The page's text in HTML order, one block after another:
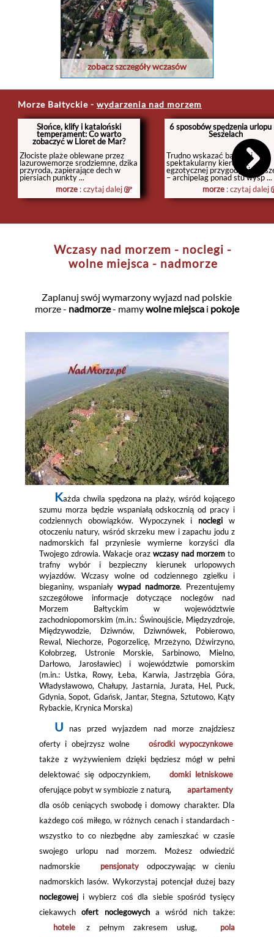
zobacz szczegóły wczasów
Morze Bałtyckie - wydarzenia nad morzem
Słońce, klify i kataloński
temperament: Co warto
zobaczyć w Lloret de Mar?
Złociste plaże oblewane przez
lazurowemorze srodziemne, dzika
przyroda, zapierające dech w
piersiach punkty ...
morze : czytaj dalej
6 sposobów spędzenia urlopu
Seszelach
Trudno wskazać bardziej
spektakularny kierunek
egzotycznej przygody niż
– archipelag ponad stu wysp ...
morze : czytaj dalej
Wczasy nad morzem - noclegi -
wolne miejsca - nadmorze
Zaplanuj swój wymarzony wyjazd nad polskie
morze - nadmorze- mamywolne miejscai pokoje
Każda chwila spędzona na plaży, wśród kojącego
szumu morza będzie wspaniałą odskocznią od pracy i
codziennych obowiązków. Wypoczynek i noclegi w
otoczeniu natury, wśród skrzeku mew i zapachu jodu z
nadmorskich fal przyniesie wymierne korzyści dla
Twojego zdrowia. Wakacje orazwczasy nad morzem to
trafny wybór i bezpieczny kierunek urlopowych
wyjazdów. Wczasy wolne od codziennego zgiełku i
bieganiny, wspaniały wypad nadmorze. Prezentujemy
szczegółowe informacje dotyczące noclegów nad
Morzem Bałtyckim w województwie
zachodniopomorskim (m.in.: Świnoujście, Międzyzdroje,
Międzywodzie, Dziwnów, Dziwnówek, Pobierowo,
Rewal, Niechorze, Pogorzelicę, Mrzeżyno, Dźwirzyno,
Kołobrzeg, Ustronie Morskie, Sarbinowo, Mielno,
Darłowo, Jarosławiec) i województwie pomorskim
(m.in.: Ustka, Rowy, Łeba, Karwia, Jastrzębia Góra,
Władysławowo, Chałupy, Jastarnia, Jurata, Hel, Puck,
Gdynia, Sopot, Gdańsk, Jantar, Stegna, Sztutowo, Kąty
Rybackie, Krynica Morska)
U nas przed wyjazdem nad morze znajdziesz
oferty i obejrzysz wolne
ośrodki wypoczynkowe
także z wyżywieniem dzięki będziesz mógł w pełni
delektować się odpoczynkiem,
domki letniskowe
oferujące pobyt w symbiozie z naturą,
apartamenty
dla osób ceniących swobodę i domowy charakter. Dla
każdego coś miłego, w różnych cenach i standardach -
wszystko to co niezbędne aby zamieszkać w czasie
swojego urlopu nad morzem. Możesz odwiedzić
nadmorskie
pensjonaty
odpoczywając w cieniu
nadmorskich lasów. Wykorzystaj potencjał dużej bazy
noclegoweji wybierz coś dla siebie spośród tysięcy
ciekawychofert noclegowycha wśród nich także:
hotele
z pełnym zakresem usług,
pola